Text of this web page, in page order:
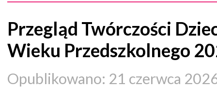
Przegląd Twórczości
Wieku Przedszkolnego
Opublikowano: 21 czerwca